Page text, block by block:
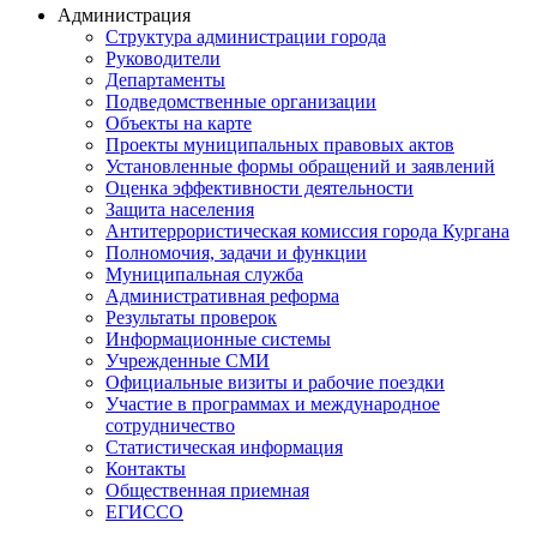
Администрация
Структура администрации города
Руководители
Департаменты
Подведомственные организации
Объекты на карте
Проекты муниципальных правовых актов
Установленные формы обращений и заявлений
Оценка эффективности деятельности
Защита населения
Антитеррористическая комиссия города Кургана
Полномочия, задачи и функции
Муниципальная служба
Административная реформа
Результаты проверок
Информационные системы
Учрежденные СМИ
Официальные визиты и рабочие поездки
Участие в программах и международное
сотрудничество
Статистическая информация
Контакты
Общественная приемная
ЕГИССО